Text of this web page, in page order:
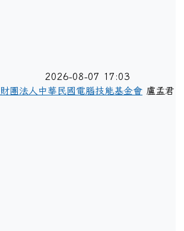
2026-08-07 17:03
財團法人中華民國電腦技能基金會 盧孟君